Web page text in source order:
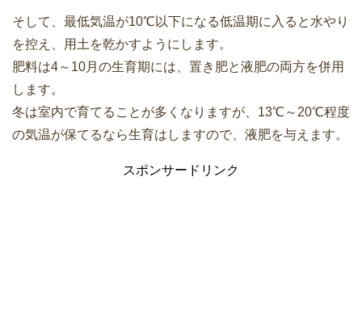
そして、最低気温が10℃以下になる低温期に入ると水やり
を控え、用土を乾かすようにします。
肥料は4～10月の生育期には、置き肥と液肥の両方を併用
します。
冬は室内で育てることが多くなりますが、13℃～20℃程度
の気温が保てるなら生育はしますので、液肥を与えます。
スポンサードリンク